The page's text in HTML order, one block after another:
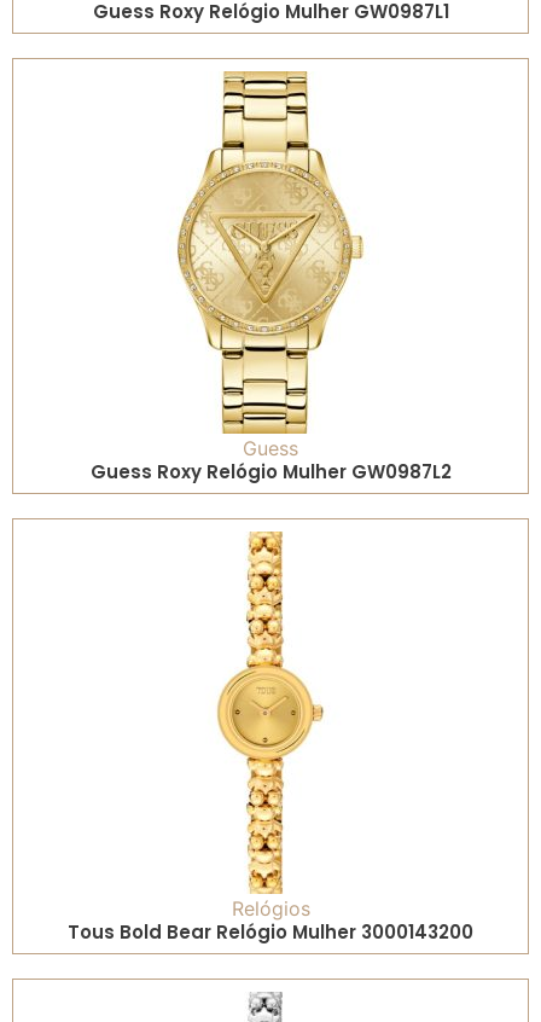
Guess Roxy Relógio Mulher GW0987L1
Guess
Guess Roxy Relógio Mulher GW0987L2
Relógios
Tous Bold Bear Relógio Mulher 3000143200